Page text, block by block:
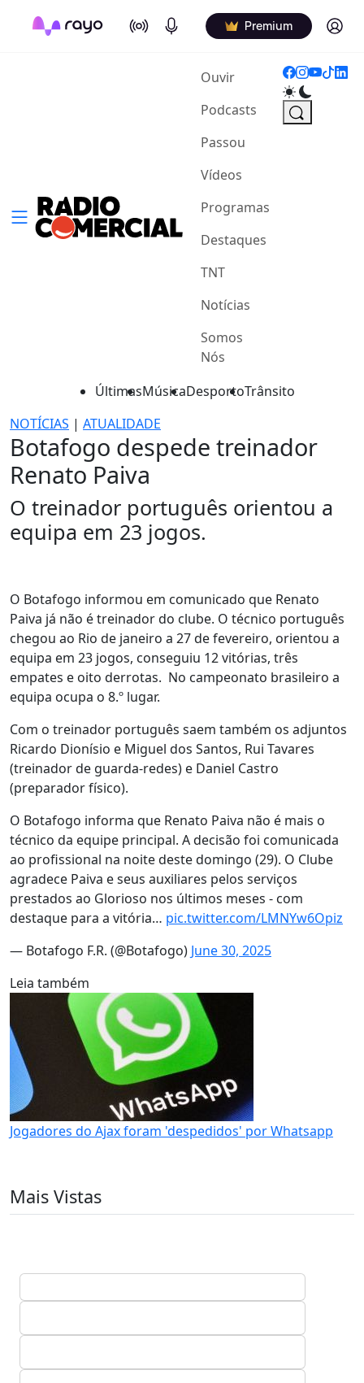
On Air Podcasts Premium Log in
Ouvir(current)
Podcasts
Passou
Vídeos
Programas
Destaques
TNT
Notícias
Somos
Nós
ÚltimasMúsicaDesportoTrânsito
NOTÍCIAS | ATUALIDADE
Botafogo despede treinador
Renato Paiva
O treinador português orientou a
equipa em 23 jogos.
O Botafogo informou em comunicado que Renato
Paiva já não é treinador do clube. O técnico português
chegou ao Rio de janeiro a 27 de fevereiro, orientou a
equipa em 23 jogos, conseguiu 12 vitórias, três
empates e oito derrotas. No campeonato brasileiro a
equipa ocupa o 8.º lugar.
Com o treinador português saem também os adjuntos
Ricardo Dionísio e Miguel dos Santos, Rui Tavares
(treinador de guarda-redes) e Daniel Castro
(preparador físico).
O Botafogo informa que Renato Paiva não é mais o
técnico da equipe principal. A decisão foi comunicada
ao profissional na noite deste domingo (29). O Clube
agradece Paiva e seus auxiliares pelos serviços
prestados ao Glorioso nos últimos meses - com
destaque para a vitória… pic.twitter.com/LMNYw6Opiz
— Botafogo F.R. (@Botafogo) June 30, 2025
Leia também
Jogadores do Ajax foram 'despedidos' por Whatsapp
Mais Vistas